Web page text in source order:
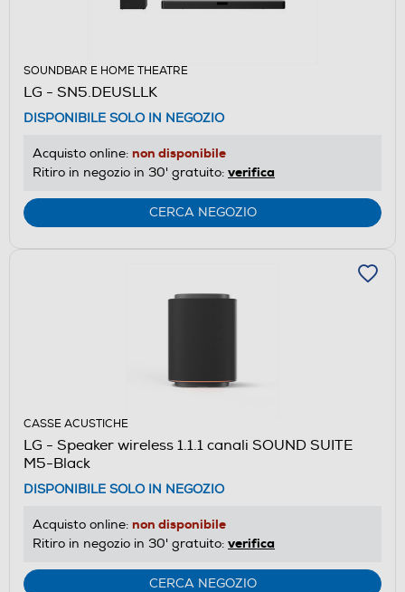
SOUNDBAR E HOME THEATRE
LG - SN5.DEUSLLK
DISPONIBILE SOLO IN NEGOZIO
Acquisto online: non disponibile
Ritiro in negozio in 30' gratuito: verifica
CERCA NEGOZIO
CASSE ACUSTICHE
LG - Speaker wireless 1.1.1 canali SOUND SUITE
M5-Black
DISPONIBILE SOLO IN NEGOZIO
Acquisto online: non disponibile
Ritiro in negozio in 30' gratuito: verifica
CERCA NEGOZIO